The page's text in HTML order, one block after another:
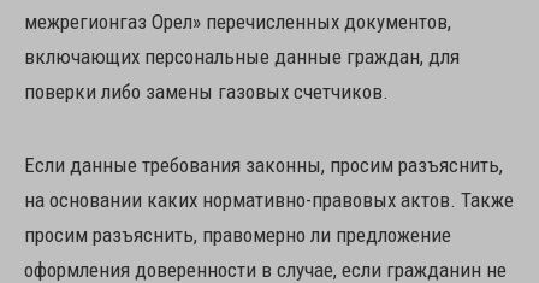
межрегионгаз Орел» перечисленных документов,
включающих персональные данные граждан, для
поверки либо замены газовых счетчиков.
Если данные требования законны, просим разъяснить,
на основании каких нормативно-правовых актов. Также
просим разъяснить, правомерно ли предложение
оформления доверенности в случае, если гражданин не